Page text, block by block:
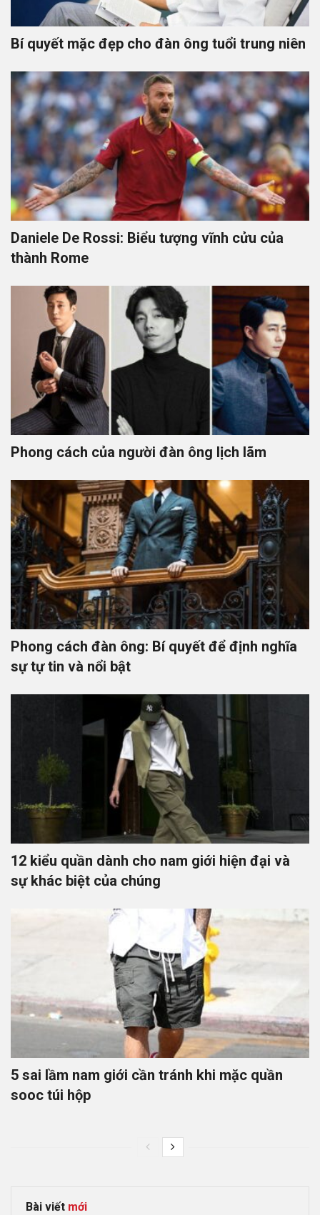
Bí quyết mặc đẹp cho đàn ông tuổi trung niên
Daniele De Rossi: Biểu tượng vĩnh cửu của
thành Rome
Phong cách của người đàn ông lịch lãm
Phong cách đàn ông: Bí quyết để định nghĩa
sự tự tin và nổi bật
12 kiểu quần dành cho nam giới hiện đại và
sự khác biệt của chúng
5 sai lầm nam giới cần tránh khi mặc quần
sooc túi hộp
Bài viết mới